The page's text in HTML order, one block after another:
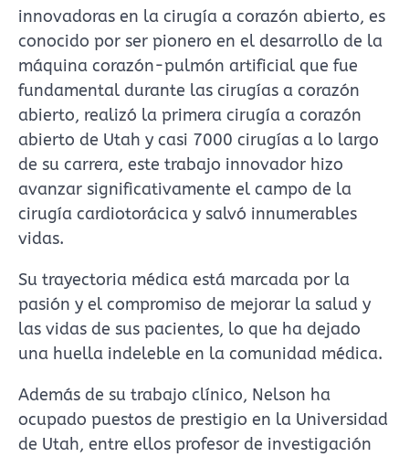
innovadoras en la cirugía a corazón abierto, es
conocido por ser pionero en el desarrollo de la
máquina corazón-pulmón artificial que fue
fundamental durante las cirugías a corazón
abierto, realizó la primera cirugía a corazón
abierto de Utah y casi 7000 cirugías a lo largo
de su carrera, este trabajo innovador hizo
avanzar significativamente el campo de la
cirugía cardiotorácica y salvó innumerables
vidas.
Su trayectoria médica está marcada por la
pasión y el compromiso de mejorar la salud y
las vidas de sus pacientes, lo que ha dejado
una huella indeleble en la comunidad médica.
Además de su trabajo clínico, Nelson ha
ocupado puestos de prestigio en la Universidad
de Utah, entre ellos profesor de investigación